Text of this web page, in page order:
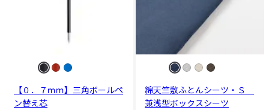
【０．７ｍｍ】三角ボールペ
ン替え芯
綿天竺敷ふとんシーツ・Ｓ
兼浅型ボックスシーツ